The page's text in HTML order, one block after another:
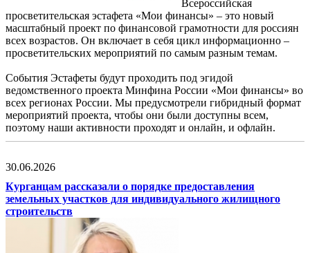
Всероссийская
просветительская эстафета «Мои финансы» – это новый
масштабный проект по финансовой грамотности для россиян
всех возрастов. Он включает в себя цикл информационно –
просветительских мероприятий по самым разным темам.
События Эстафеты будут проходить под эгидой
ведомственного проекта Минфина России «Мои финансы» во
всех регионах России. Мы предусмотрели гибридный формат
мероприятий проекта, чтобы они были доступны всем,
поэтому наши активности проходят и онлайн, и офлайн.
30.06.2026
Курганцам рассказали о порядке предоставления
земельных участков для индивидуального жилищного
строительств